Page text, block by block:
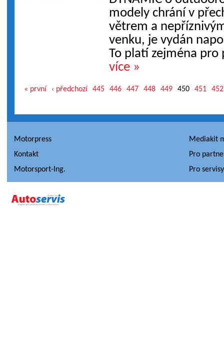
modely chrání v
větrem a
venku, je vydán
To platí zejména
více »
« první ‹ předchozí 445 446 447 448 449 450 451 452
Motorpress
Mediakit
Kontakt
Pro
Motorsport-Ing.
Pro servisy